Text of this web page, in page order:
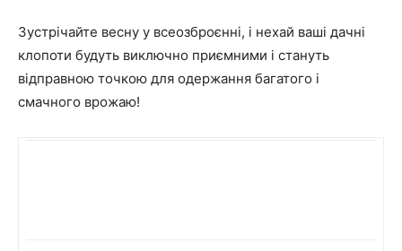
Зустрічайте весну у всеозброєнні, і нехай ваші дачні
клопоти будуть виключно приємними і стануть
відправною точкою для одержання багатого і
смачного врожаю!